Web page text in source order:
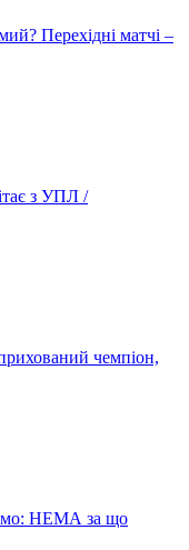
Перехідні матчі –
з УПЛ /
чемпіон,
НЕМА за що